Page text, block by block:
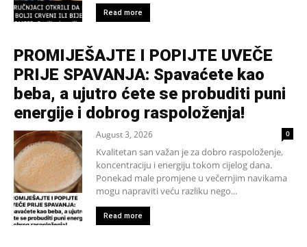
Read more
PROMIJEŠAJTE I POPIJTE UVEČE
PRIJE SPAVANJA: Spavaćete kao
beba, a ujutro ćete se probuditi puni
energije i dobrog raspoloženja!
August 3, 2026 0
Kvalitetan san važan je za dobro raspoloženje,
koncentraciju i energiju tokom cijelog dana.
Ponekad male promjene u večernjim navikama
mogu napraviti veću razliku nego...
Read more